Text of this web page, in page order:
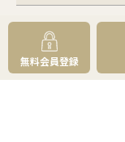
住まいのお悩み別
会社案内
無料会員登録